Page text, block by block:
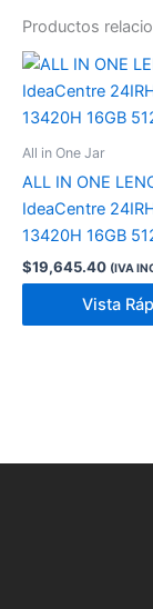
Productos
All in One Jar
ALL IN ONE
IdeaCentre
13420H 16GB
$19,645.40 (IVA
Vista